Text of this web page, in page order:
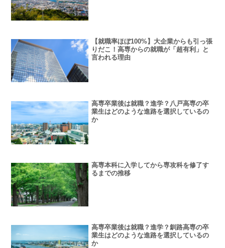
【就職率ほぼ100%】大企業からも引っ張
りだこ！高専からの就職が「超有利」と
言われる理由
高専卒業後は就職？進学？八戸高専の卒
業生はどのような進路を選択しているの
か
高専本科に入学してから専攻科を修了す
るまでの推移
高専卒業後は就職？進学？釧路高専の卒
業生はどのような進路を選択しているの
か